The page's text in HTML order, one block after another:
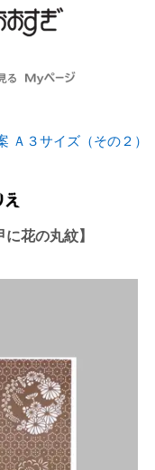
Ａ３サイズ（その２）
花の丸紋】